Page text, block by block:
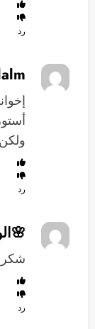
رد
رد
رد